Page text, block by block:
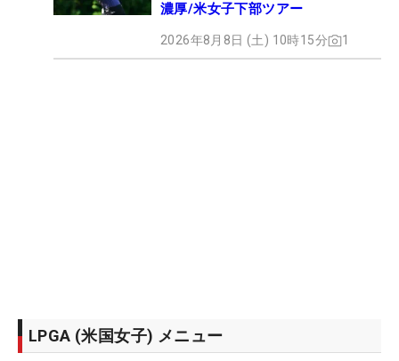
濃厚/米女子下部ツアー
2026年8月8日 (土) 10時15分 1
LPGA (米国女子) メニュー